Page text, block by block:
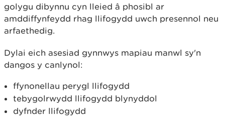
golygu dibynnu cyn lleied â phosibl ar
amddiffynfeydd rhag llifogydd uwch presennol neu
arfaethedig.
Dylai eich asesiad gynnwys mapiau manwl sy'n
dangos y canlynol:
ffynonellau perygl llifogydd
tebygolrwydd llifogydd blynyddol
dyfnder llifogydd